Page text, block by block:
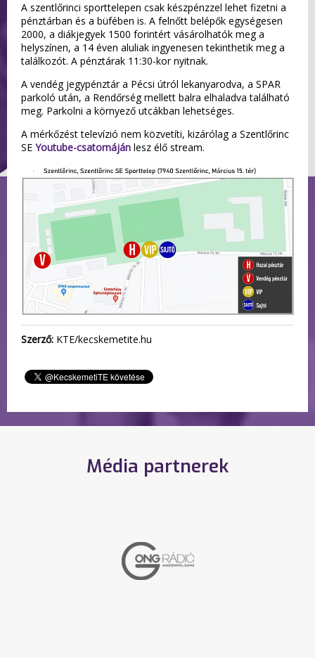
A szentlőrinci sporttelepen csak készpénzzel lehet fizetni a
pénztárban és a büfében is. A felnőtt belépők egységesen
2000, a diákjegyek 1500 forintért vásárolhatók meg a
helyszínen, a 14 éven aluliak ingyenesen tekinthetik meg a
találkozót. A pénztárak 11:30-kor nyitnak.
A vendég jegypénztár a Pécsi útról lekanyarodva, a SPAR
parkoló után, a Rendőrség mellett balra elhaladva található
meg. Parkolni a környező utcákban lehetséges.
A mérkőzést televízió nem közvetíti, kizárólag a Szentlőrinc
SE Youtube-csatornáján lesz élő stream.
Szerző: KTE/kecskemetite.hu
Média partnerek